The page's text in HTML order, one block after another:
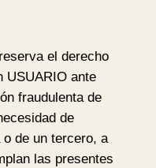
el derecho
USUARIO ante
fraudulenta de
de
de un tercero, a
las presentes